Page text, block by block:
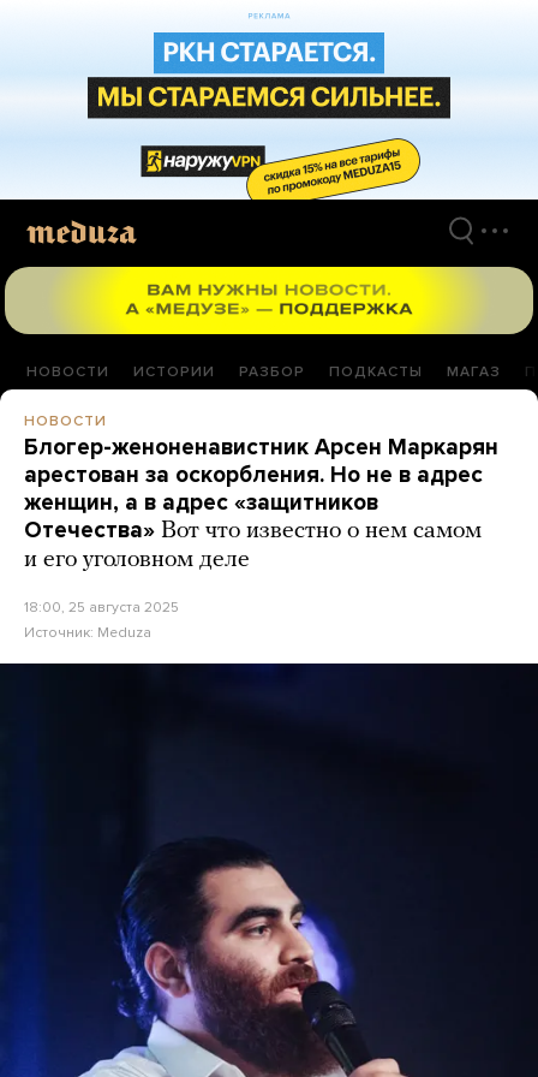
НОВОСТИ ИСТОРИИ РАЗБОР ПОДКАСТЫ МАГАЗ
НОВОСТИ
Блогер-женоненавистник Арсен Маркарян
арестован за оскорбления. Но не в адрес
женщин, а в адрес «защитников
Отечества» Вот что известно о нем самом
и его уголовном деле
18:00, 25 августа 2025
Источник: Meduza